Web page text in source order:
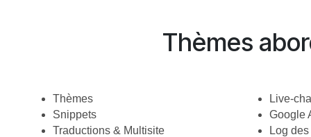
Thèmes
Thèmes
Snippets
Traductions & Multisite
Live-
Google
Log